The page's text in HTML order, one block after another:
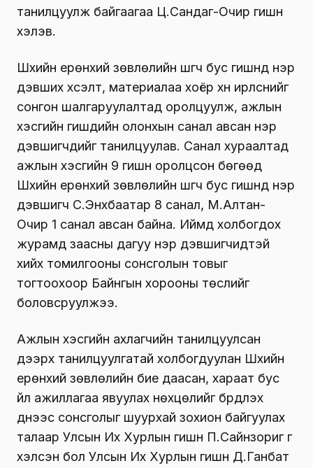
танилцуулж байгаагаа Ц.Сандаг-Очир гишүүн
хэлэв.
Шүүхийн ерөнхий зөвлөлийн шүүгч бус гишүүнд нэр
дэвших хүсэлт, материалаа хоёр хүн ирүүлснийг
сонгон шалгаруулалтад оролцуулж, ажлын
хэсгийн гишүүдийн олонхын санал авсан нэр
дэвшигчдийг танилцуулав. Санал хураалтад
ажлын хэсгийн 9 гишүүн оролцсон бөгөөд
Шүүхийн ерөнхий зөвлөлийн шүүгч бус гишүүнд нэр
дэвшигч С.Энхбаатар 8 санал, М.Алтан-
Очир 1 санал авсан байна. Иймд холбогдох
журамд заасны дагуу нэр дэвшигчидтэй
хийх томилгооны сонсголын товыг
тогтоохоор Байнгын хорооны төслийг
боловсруулжээ.
Ажлын хэсгийн ахлагчийн танилцуулсан
дээрх танилцуулгатай холбогдуулан Шүүхийн
ерөнхий зөвлөлийн бие даасан, хараат бус
үйл ажиллагаа явуулах нөхцөлийг бүрдүүлэх
үүднээс сонсголыг шуурхай зохион байгуулах
талаар Улсын Их Хурлын гишүүн П.Сайнзориг үг
хэлсэн бол Улсын Их Хурлын гишүүн Д.Ганбат